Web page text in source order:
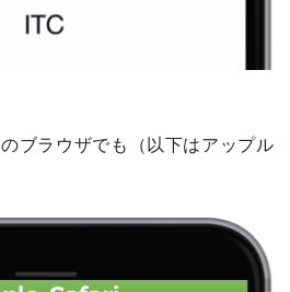
ブラウザでも（以下はアップル